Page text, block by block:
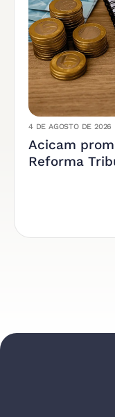
4 DE AGOSTO DE 2026
Acicam
Reforma